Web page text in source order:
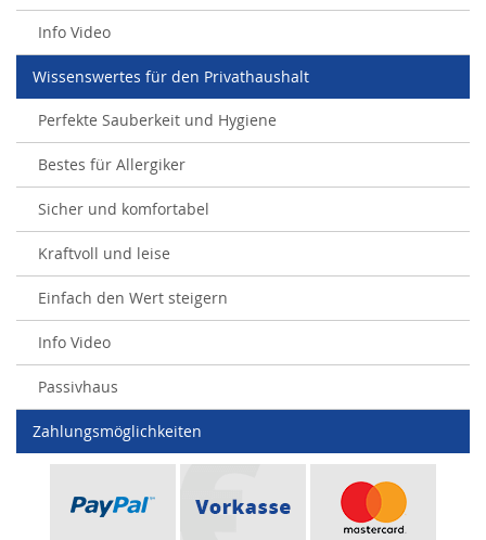
Info Video
Wissenswertes für den Privathaushalt
Perfekte Sauberkeit und Hygiene
Bestes für Allergiker
Sicher und komfortabel
Kraftvoll und leise
Einfach den Wert steigern
Info Video
Passivhaus
Zahlungsmöglichkeiten